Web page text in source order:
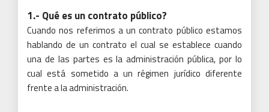
1.- Qué es un contrato público?
Cuando nos referimos a un contrato público estamos
hablando de un contrato el cual se establece cuando
una de las partes es la administración pública, por lo
cual está sometido a un régimen jurídico diferente
frente a la administración.